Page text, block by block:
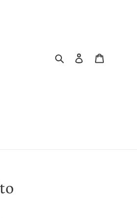
Buscar Ingresar